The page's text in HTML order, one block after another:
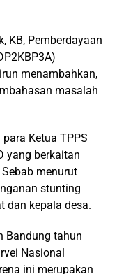
KB, Pemberdayaan
menambahkan,
masalah
Ketua TPPS
yang berkaitan
menurut
stunting
dan kepala desa.
Bandung tahun
Nasional
ini merupakan